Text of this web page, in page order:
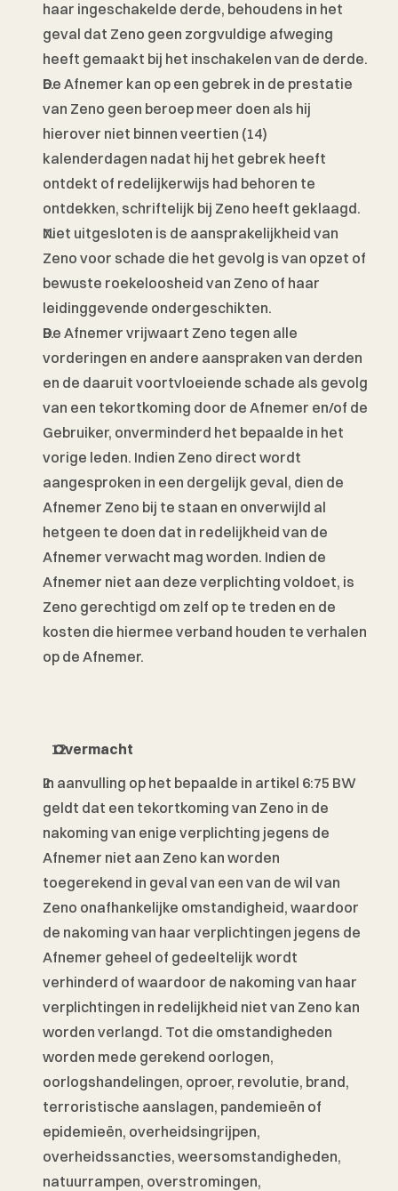
haar ingeschakelde derde, behoudens in het
geval dat Zeno geen zorgvuldige afweging
heeft gemaakt bij het inschakelen van de derde.
De Afnemer kan op een gebrek in de prestatie
van Zeno geen beroep meer doen als hij
hierover niet binnen veertien (14)
kalenderdagen nadat hij het gebrek heeft
ontdekt of redelijkerwijs had behoren te
ontdekken, schriftelijk bij Zeno heeft geklaagd.
Niet uitgesloten is de aansprakelijkheid van
Zeno voor schade die het gevolg is van opzet of
bewuste roekeloosheid van Zeno of haar
leidinggevende ondergeschikten.
De Afnemer vrijwaart Zeno tegen alle
vorderingen en andere aanspraken van derden
en de daaruit voortvloeiende schade als gevolg
van een tekortkoming door de Afnemer en/of de
Gebruiker, onverminderd het bepaalde in het
vorige leden. Indien Zeno direct wordt
aangesproken in een dergelijk geval, dien de
Afnemer Zeno bij te staan en onverwijld al
hetgeen te doen dat in redelijkheid van de
Afnemer verwacht mag worden. Indien de
Afnemer niet aan deze verplichting voldoet, is
Zeno gerechtigd om zelf op te treden en de
kosten die hiermee verband houden te verhalen
op de Afnemer.
Overmacht
In aanvulling op het bepaalde in artikel 6:75 BW
geldt dat een tekortkoming van Zeno in de
nakoming van enige verplichting jegens de
Afnemer niet aan Zeno kan worden
toegerekend in geval van een van de wil van
Zeno onafhankelijke omstandigheid, waardoor
de nakoming van haar verplichtingen jegens de
Afnemer geheel of gedeeltelijk wordt
verhinderd of waardoor de nakoming van haar
verplichtingen in redelijkheid niet van Zeno kan
worden verlangd. Tot die omstandigheden
worden mede gerekend oorlogen,
oorlogshandelingen, oproer, revolutie, brand,
terroristische aanslagen, pandemieën of
epidemieën, overheidsingrijpen,
overheidssancties, weersomstandigheden,
natuurrampen, overstromingen,